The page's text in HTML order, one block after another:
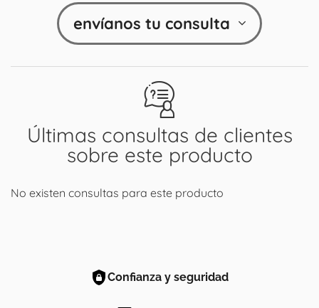
Últimas consultas de clientes
sobre este producto
No existen consultas para este producto
envíanos tu consulta
Confianza y seguridad